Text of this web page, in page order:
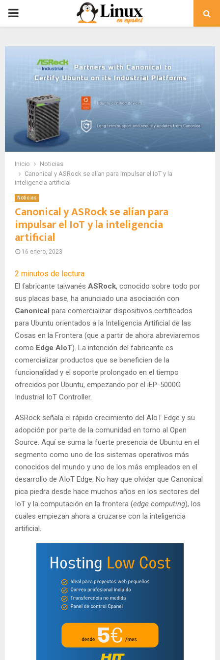
PRIMARY
Inicio
Noticias
Canonical y ASRock se alían para impulsar el IoT y la
inteligencia artificial
Noticias
Canonical y ASRock se alían para
impulsar el IoT y la inteligencia
artificial
16 enero, 2023
2 minutos de lectura
El fabricante taiwanés ASRock, conocido sobre todo por
sus placas base, ha anunciado una asociación con
Canonical para comercializar dispositivos certificados
para Ubuntu orientados a la Inteligencia Artificial de las
Cosas en la Frontera (que a partir de ahora abreviaremos
como Edge AIoT). La intención del fabricante es
comercializar productos que se beneficien de la
funcionalidad y el soporte prolongado en el tiempo
ofrecidos por Ubuntu, empezando por el iEP-5000G
Industrial IoT Controller.
ASRock señala el rápido crecimiento del AIoT Edge y su
adopción por parte de la comunidad en torno al Open
Source. Aquí se suma la fuerte presencia de Ubuntu en el
segmento como uno de los sistemas operativos más
conocidos del mundo y uno de los más empleados en el
desarrollo de AIoT Edge. No hay que olvidar que Canonical
pica piedra desde hace muchos años en los sectores del
IoT y la computación en la frontera (edge computing), los
cuales empiezan ahora a cruzarse con la inteligencia
artificial.